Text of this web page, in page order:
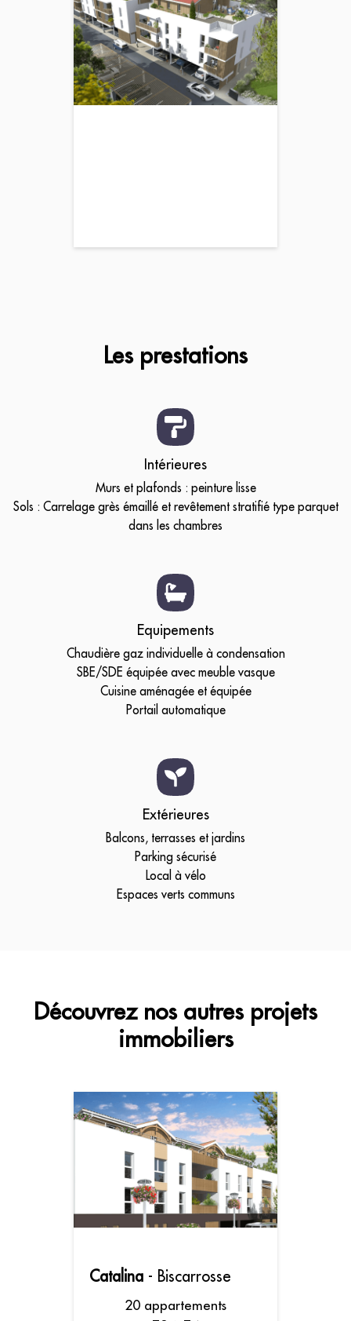
Les prestations
Intérieures
Murs et plafonds : peinture lisse
Sols : Carrelage grès émaillé et revêtement stratifié type parquet
dans les chambres
Equipements
Chaudière gaz individuelle à condensation
SBE/SDE équipée avec meuble vasque
Cuisine aménagée et équipée
Portail automatique
Extérieures
Balcons, terrasses et jardins
Parking sécurisé
Local à vélo
Espaces verts communs
Découvrez nos autres projets
immobiliers
Catalina - Biscarrosse
20 appartements